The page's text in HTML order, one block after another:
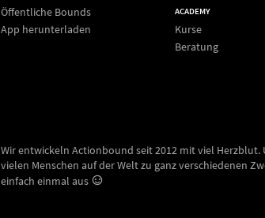
Öffentliche Bounds
App herunterladen
ACADEMY
Kurse
Beratung
Wir entwickeln Actionbound seit 2012 mit viel
vielen Menschen auf der Welt zu ganz verschiedenen
einfach einmal aus